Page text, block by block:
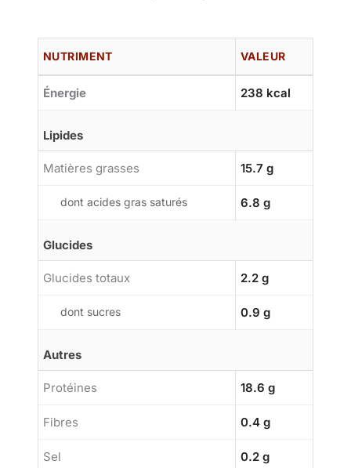
NUTRIMENT VALEUR
Énergie 238 kcal
Lipides
Matières grasses 15.7 g
dont acides gras saturés 6.8 g
Glucides
Glucides totaux 2.2 g
dont sucres 0.9 g
Autres
Protéines 18.6 g
Fibres 0.4 g
Sel 0.2 g